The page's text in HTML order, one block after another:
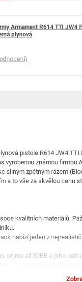
Armament R614 TTI JW4
plynová
pistole R614 JW4
vyrobenou známou firmou
silným zpětným rázem
a to vše za skvělou cenu
kvalitních materiálů.
nabízí jeden z
pojme až 30BB a jeho